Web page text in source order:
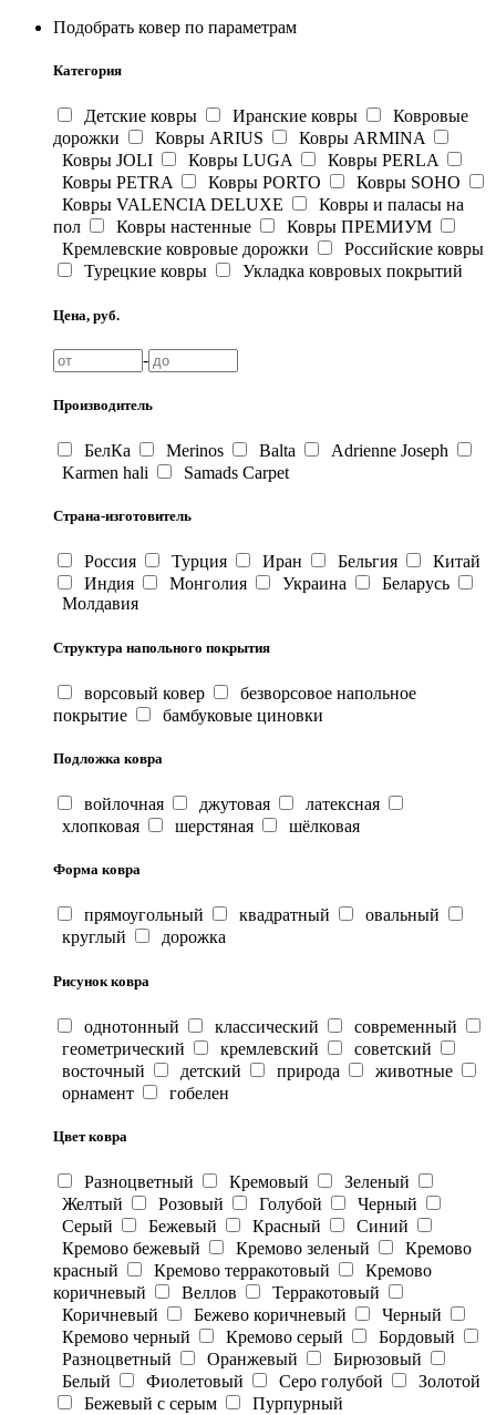
Подобрать ковер по параметрам
Категория
Детские ковры Иранские ковры
Ковровые
дорожки
Ковры ARIUS
Ковры ARMINA
Ковры JOLI
Ковры LUGA
Ковры PERLA
Ковры PETRA
Ковры PORTO
Ковры SOHO
Ковры VALENCIA DELUXE
Ковры и паласы на
пол
Ковры настенные
Ковры ПРЕМИУМ
Кремлевские ковровые дорожки
Российские ковры
Турецкие ковры
Укладка ковровых покрытий
Цена, руб.
-
Производитель
БелКа Merinos Balta
Adrienne Joseph
Karmen hali
Samads Carpet
Страна-изготовитель
Россия Турция Иран Бельгия
Китай
Индия
Монголия Украина
Беларусь
Молдавия
Структура напольного покрытия
ворсовый ковер
безворсовое напольное
покрытие
бамбуковые циновки
Подложка ковра
войлочная джутовая
латексная
хлопковая
шерстяная шёлковая
Форма ковра
прямоугольный квадратный
овальный
круглый
дорожка
Рисунок ковра
однотонный классический
современный
геометрический
кремлевский
советский
восточный
детский природа
животные
орнамент
гобелен
Цвет ковра
Разноцветный Кремовый
Зеленый
Желтый
Розовый Голубой
Черный
Серый
Бежевый Красный
Синий
Кремово бежевый
Кремово зеленый
Кремово
красный
Кремово терракотовый
Кремово
коричневый
Веллов
Терракотовый
Коричневый
Бежево коричневый
Черный
Кремово черный
Кремово серый
Бордовый
Разноцветный
Оранжевый
Бирюзовый
Белый
Фиолетовый Серо голубой
Золотой
Бежевый с серым
Пурпурный